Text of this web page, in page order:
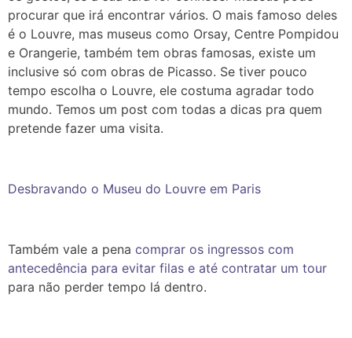
procurar que irá encontrar vários. O mais famoso deles
é o Louvre, mas museus como Orsay, Centre Pompidou
e Orangerie, também tem obras famosas, existe um
inclusive só com obras de Picasso. Se tiver pouco
tempo escolha o Louvre, ele costuma agradar todo
mundo. Temos um post com todas a dicas pra quem
pretende fazer uma visita.
Desbravando o Museu do Louvre em Paris
Também vale a pena comprar os ingressos com
antecedência para evitar filas e até contratar um tour
para não perder tempo lá dentro.